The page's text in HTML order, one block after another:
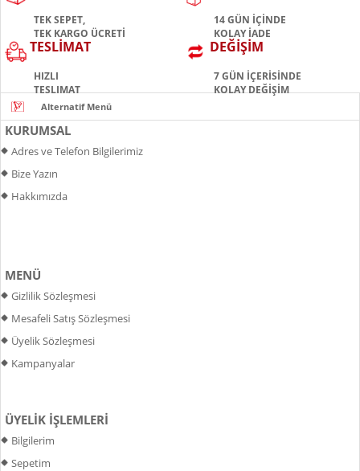
TEK SEPET,
TEK KARGO ÜCRETİ
14 GÜN İÇİNDE
KOLAY İADE
TESLİMAT
HIZLI
TESLIMAT
DEĞİŞİM
7 GÜN İÇERİSİNDE
KOLAY DEĞİŞİM
KURUMSAL
Adres ve Telefon Bilgilerimiz
Bize Yazın
Hakkımızda
MENÜ
Gizlilik Sözleşmesi
Mesafeli Satış Sözleşmesi
Üyelik Sözleşmesi
Kampanyalar
ÜYELİK İŞLEMLERİ
Bilgilerim
Sepetim